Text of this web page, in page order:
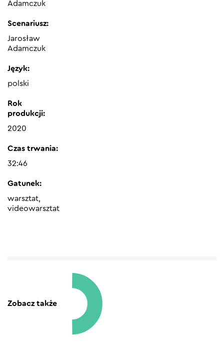
Adamczuk
Scenariusz:
Jarosław
Adamczuk
Język:
polski
Rok
produkcji:
2020
Czas trwania:
32:46
Gatunek:
warsztat,
videowarsztat
Zobacz także